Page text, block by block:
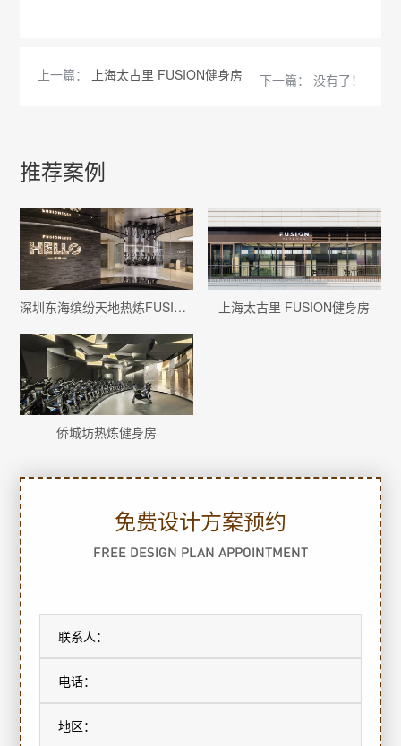
上一篇： 上海太古里 FUSION健身房 下一篇： 没有了！
推荐案例
深圳东海缤纷天地热炼FUSION健身房 上海太古里 FUSION健身房
侨城坊热炼健身房
免费设计方案预约
FREE DESIGN PLAN APPOINTMENT
联系人：
电话：
地区：